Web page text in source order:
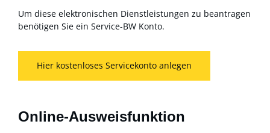
Um diese elektronischen Dienstleistungen zu beantragen
benötigen Sie ein Service-BW Konto.
Hier kostenloses Servicekonto anlegen
Online-Ausweisfunktion